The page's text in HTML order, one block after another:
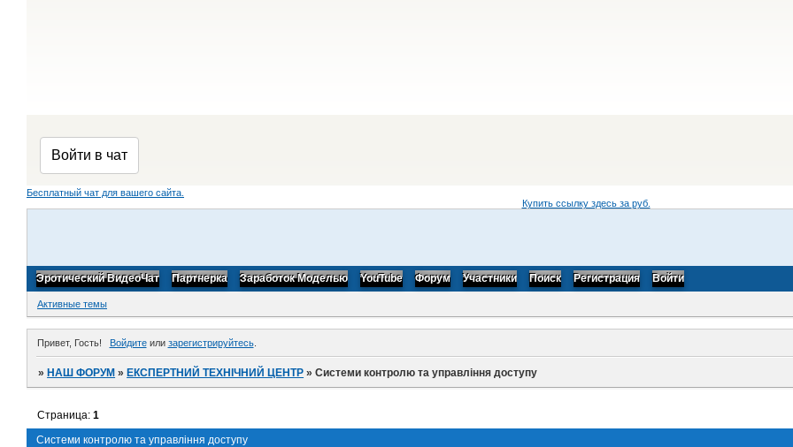
Бесплатный чат для вашего сайта.
Купить ссылку здесь за руб.
Эротический ВидеоЧат Партнерка Заработок Моделью YouTube Форум Участники Поиск Регистрация Войти
Активные темы
Привет, Гость! Войдитеили зарегистрируйтесь.
»НАШ ФОРУМ »ЕКСПЕРТНИЙ ТЕХНІЧНИЙ ЦЕНТР »Системи контролю та управління доступу
Системи контролю та управління доступу
Страница:1